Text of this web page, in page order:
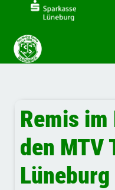
springen
Remis im
den MTV
Lüneburg